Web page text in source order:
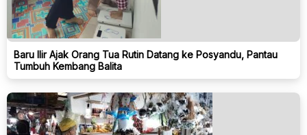
Baru Ilir Ajak Orang Tua Rutin Datang ke Posyandu, Pantau
Tumbuh Kembang Balita